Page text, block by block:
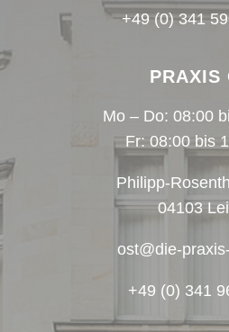
+49 (0) 341
PRAXIS
Mo – Do: 08:00
Fr: 08:00 bis
Philipp-
04103
ost@die-
+49 (0) 341